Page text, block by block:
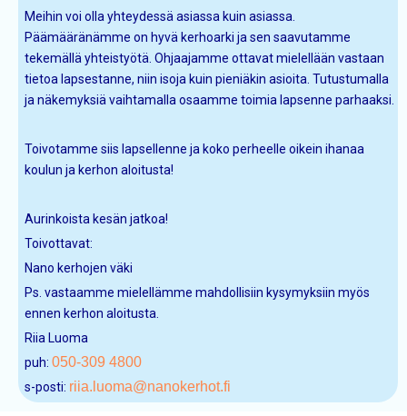
Meihin voi olla yhteydessä asiassa kuin asiassa.
Päämääränämme on hyvä kerhoarki ja sen saavutamme
tekemällä yhteistyötä. Ohjaajamme ottavat mielellään vastaan
tietoa lapsestanne, niin isoja kuin pieniäkin asioita. Tutustumalla
ja näkemyksiä vaihtamalla osaamme toimia lapsenne parhaaksi.
Toivotamme siis lapsellenne ja koko perheelle oikein ihanaa
koulun ja kerhon aloitusta!
Aurinkoista kesän jatkoa!
Toivottavat:
Nano kerhojen väki
Ps. vastaamme mielellämme mahdollisiin kysymyksiin myös
ennen kerhon aloitusta.
Riia Luoma
puh: 050-309 4800
s-posti: riia.luoma@nanokerhot.fi